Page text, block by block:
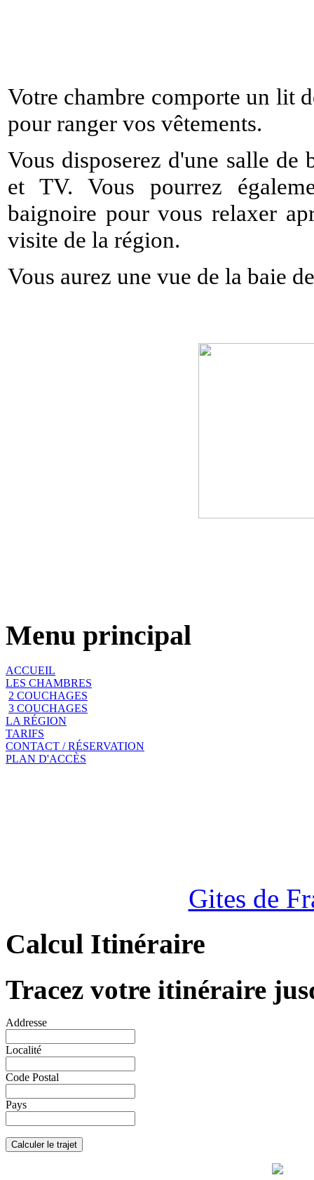
Votre chambre comporte un lit
pour ranger vos vêtements.
Vous disposerez d'une salle de
et TV. Vous pourrez
baignoire pour vous relaxer
visite de la région.
Vous aurez une vue de la baie
Menu principal
ACCUEIL
LES CHAMBRES
2 COUCHAGES
3 COUCHAGES
LA RÉGION
TARIFS
CONTACT / RÉSERVATION
PLAN D'ACCÈS
Gites de
Calcul Itinéraire
Tracez votre itinéraire
Addresse
Localité
Code Postal
Pays